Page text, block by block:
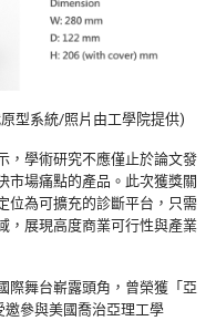
型系統/照片由工學院提供)
， 學術研究不應僅止於論文發
市場痛點的產品。此次獲獎關
位為可擴充的診斷平台， 只需
， 展現高度商業可行性與產業
際舞台嶄露頭角， 曾榮獲「亞
邀參與美國喬治亞理工學